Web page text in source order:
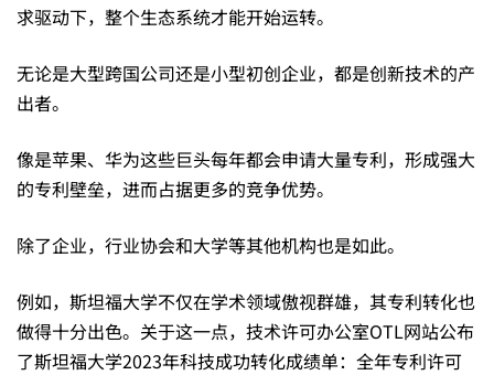
代
理
机
构，
审
求驱动下，整个生态系统才能开始运转。
无论是大型跨国公司还是小型初创企业，都是创新技术的产
出者。
像是苹果、华为这些巨头每年都会申请大量专利，形成强大
的专利壁垒，进而占据更多的竞争优势。
除了企业，行业协会和大学等其他机构也是如此。
例如，斯坦福大学不仅在学术领域傲视群雄，其专利转化也
做得十分出色。关于这一点，技术许可办公室OTL网站公布
了斯坦福大学2023年科技成功转化成绩单：全年专利许可